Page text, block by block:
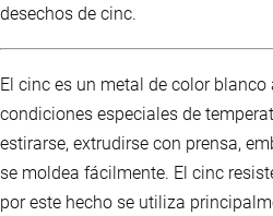
desechos de cinc.
El cinc es un metal de color blanco
condiciones especiales de
estirarse, extrudirse con prensa,
se moldea fácilmente. El cinc
por este hecho se utiliza